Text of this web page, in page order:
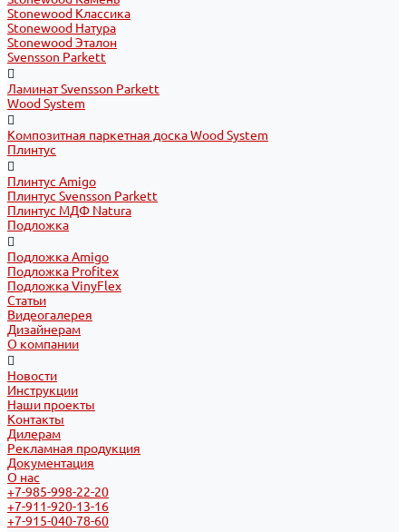
Stonewood Классика
Stonewood Натура
Stonewood Эталон
Svensson Parkett
Ламинат Svensson Parkett
Wood System
Композитная паркетная доска Wood System
Плинтус
Плинтус Amigo
Плинтус Svensson Parkett
Плинтус МДФ Natura
Подложка
Подложка Amigo
Подложка Profitex
Подложка VinyFlex
Статьи
Видеогалерея
Дизайнерам
О компании
Новости
Инструкции
Наши проекты
Контакты
Дилерам
Рекламная продукция
Документация
О нас
+7-985-998-22-20
+7-911-920-13-16
+7-915-040-78-60